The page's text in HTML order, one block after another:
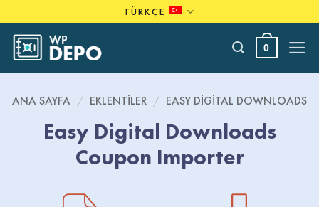
to
content
TÜRKÇE
0
ANA SAYFA / EKLENTILER / EASY DIGITAL DOWNLOADS
Easy Digital Downloads
Coupon Importer